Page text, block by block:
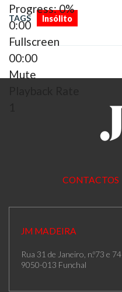
Progress: 0%
0:00
Fullscreen
00:00
Mute
TAGS Insólito
CONTACTOS
JM MADEIRA
Rua 31 de Janeiro, n.º73 e 74
9050-013 Funchal